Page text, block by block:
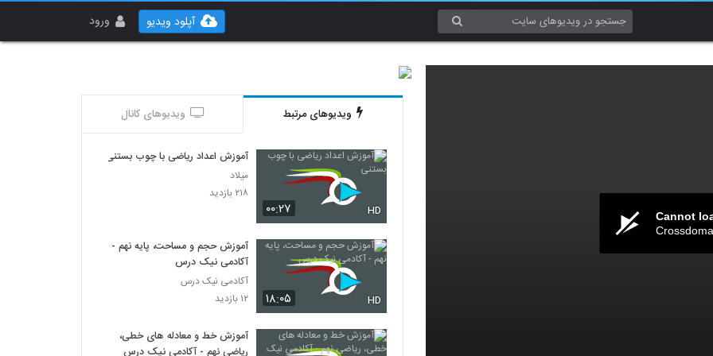
ورود آپلود ویدیو
Cannot
ویدیوهای مرتبط ویدیوهای کانال
۰۰:۲۷ HD
آموزش اعداد ریاضی با چوب بستنی
میلاد
۲۱۸ بازدید
۱۸:۰۵ HD
آموزش حجم و مساحت، پایه نهم -
آکادمی نیک درس
آکادمی نیک درس
۱۲ بازدید
آموزش خط و معادله های خطی،
ریاضی نهم - آکادمی نیک درس